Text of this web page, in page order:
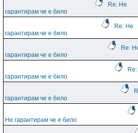
Re: Не
гарантирам че е било
Re: Не
гарантирам че е било
Re:
гарантирам че е било
гарантирам че е било
гарантирам че е било
Не гарантирам че е било